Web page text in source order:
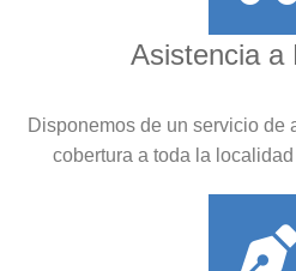
Asistencia a
Disponemos de un servicio de
cobertura a toda la